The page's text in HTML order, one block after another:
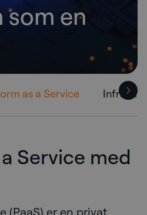
en
as a Service
Service med
(PaaS) er en privat